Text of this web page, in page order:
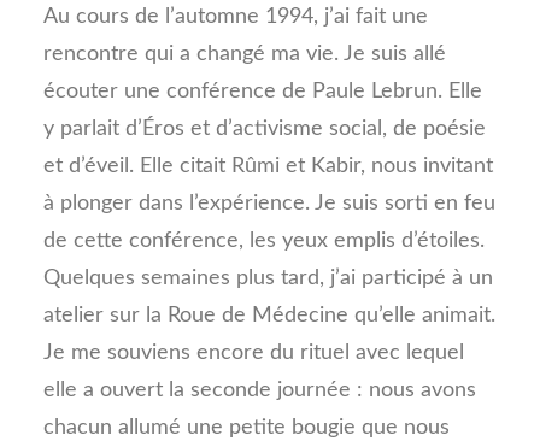
Au cours de l’automne 1994, j’ai fait une
rencontre qui a changé ma vie. Je suis allé
écouter une conférence de Paule Lebrun. Elle
y parlait d’Éros et d’activisme social, de poésie
et d’éveil. Elle citait Rûmi et Kabir, nous invitant
à plonger dans l’expérience. Je suis sorti en feu
de cette conférence, les yeux emplis d’étoiles.
Quelques semaines plus tard, j’ai participé à un
atelier sur la Roue de Médecine qu’elle animait.
Je me souviens encore du rituel avec lequel
elle a ouvert la seconde journée : nous avons
chacun allumé une petite bougie que nous